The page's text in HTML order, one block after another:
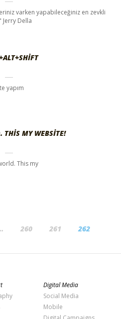
varken yapabileceğiniz en zevkli
Jerry Della
yapım
THIS MY WEBSITE!
This my
260 261 262
Digital Media
Social Media
Mobile